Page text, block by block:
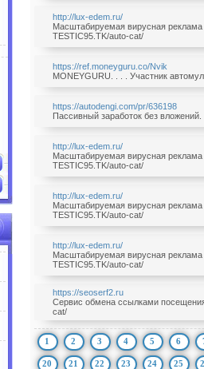
http://lux-edem.ru/
Масштабируемая вирусная реклама
TESTIC95.TK/auto-cat/
https://ref.moneyguru.co/Nvik
MONEYGURU. . . . Участник
https://autodengi.com/pr/636198
Пассивный заработок без
http://lux-edem.ru/
Масштабируемая вирусная реклама
TESTIC95.TK/auto-cat/
http://lux-edem.ru/
Масштабируемая вирусная реклама
TESTIC95.TK/auto-cat/
http://lux-edem.ru/
Масштабируемая вирусная реклама
TESTIC95.TK/auto-cat/
https://seoserf2.ru
Сервис обмена ссылками
cat/
1 2 3 4 5 6
20 21 22 23 24 25